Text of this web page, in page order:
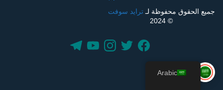
جميع الحقوق محفوظة لـترايد سوفت
© 2024
Arabic